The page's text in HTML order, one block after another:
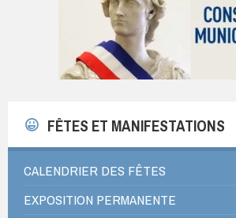
FÊTES ET MANIFESTATIONS
CALENDRIER DES FÊTES
EXPOSITION PERMANENTE